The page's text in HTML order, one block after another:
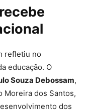
refletiu no
educação. O
Souza Debossam,
Moreira dos Santos,
dos